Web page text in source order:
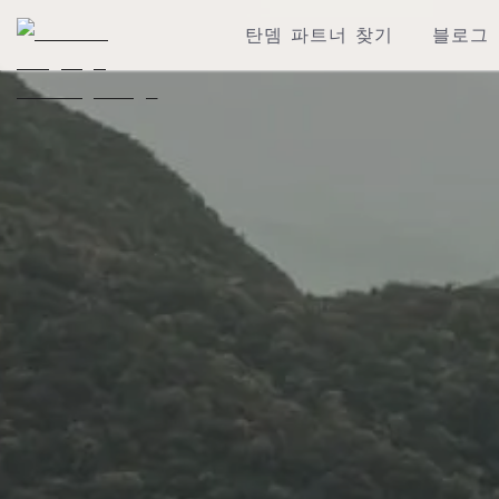
탄뎀 파트너 찾기 블로그